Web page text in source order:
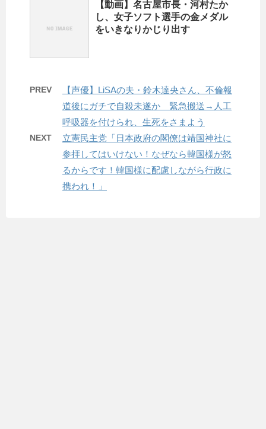
【動画】名古屋市長・河村たか
し、女子ソフト選手の金メダル
をいきなりかじり出す
PREV
【声優】LiSAの夫・鈴木達央さん、不倫報
道後にガチで自殺未遂か 緊急搬送→人工
呼吸器を付けられ、生死をさまよう
NEXT
立憲民主党「日本政府の閣僚は靖国神社に
参拝してはいけない！なぜなら韓国様が怒
るからです！韓国様に配慮しながら行政に
携われ！」